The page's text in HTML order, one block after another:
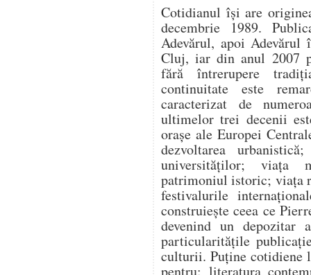
Cotidianul își are
decembrie 1989.
Adevărul, apoi
Cluj, iar din anul 2007
fără întrerupere
continuitate este
caracterizat de
ultimelor trei decenii
orașe ale Europei
dezvoltarea
universităților; viața
patrimoniul istoric; viața
festivalurile
construiește ceea ce
devenind un depozitar
particularitățile
culturii. Puține cotidiene
pentru: literatura